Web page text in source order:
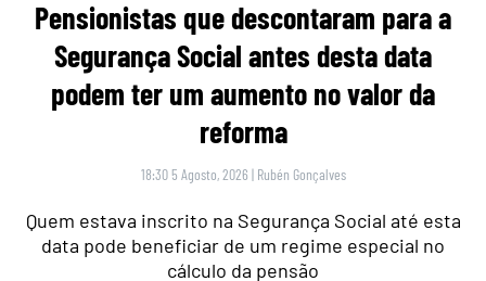
Pensionistas que descontaram para a
Segurança Social antes desta data
podem ter um aumento no valor da
reforma
18:30 5 Agosto, 2026 | Rubén Gonçalves
Quem estava inscrito na Segurança Social até esta
data pode beneficiar de um regime especial no
cálculo da pensão